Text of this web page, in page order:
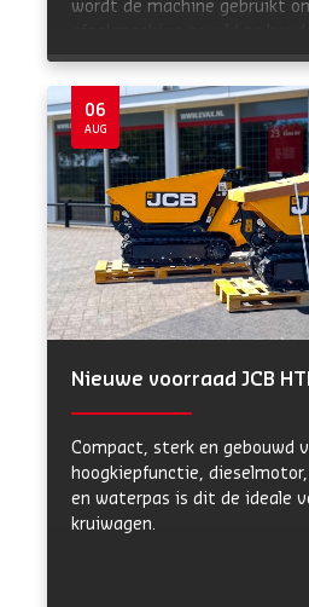
wordt de machine gebruikt
06
AUG
Nieuwe voorraad JCB
Compact, sterk en gebouwd
hoogkiepfunctie,
en waterpas is dit de ideale
kruiwagen.